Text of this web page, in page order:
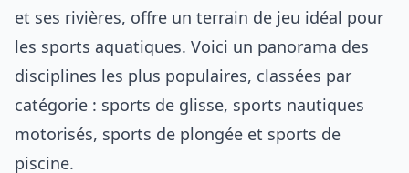
et ses rivières, offre un terrain de jeu idéal pour
les sports aquatiques. Voici un panorama des
disciplines les plus populaires, classées par
catégorie : sports de glisse, sports nautiques
motorisés, sports de plongée et sports de
piscine.